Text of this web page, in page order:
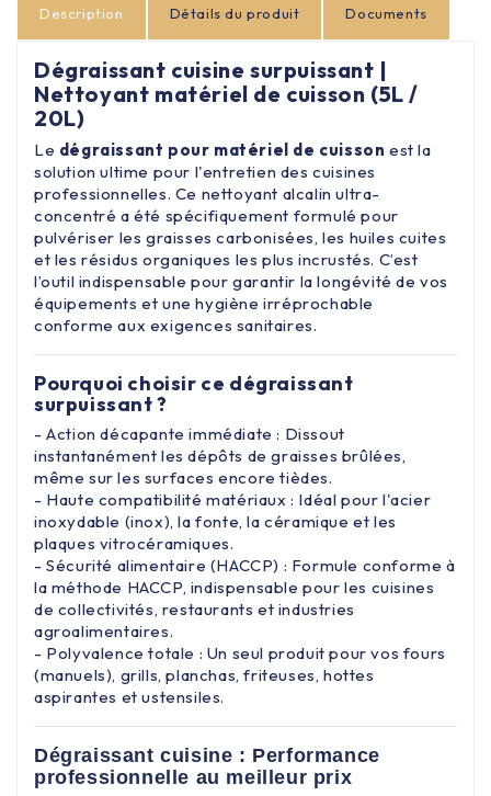
Description Détails du produit Documents
Dégraissant cuisine surpuissant |
Nettoyant matériel de cuisson (5L /
20L)
Le dégraissant pour matériel de cuisson est la
solution ultime pour l'entretien des cuisines
professionnelles. Ce nettoyant alcalin ultra-
concentré a été spécifiquement formulé pour
pulvériser les graisses carbonisées, les huiles cuites
et les résidus organiques les plus incrustés. C’est
l’outil indispensable pour garantir la longévité de vos
équipements et une hygiène irréprochable
conforme aux exigences sanitaires.
Pourquoi choisir ce dégraissant
surpuissant ?
- Action décapante immédiate : Dissout
instantanément les dépôts de graisses brûlées,
même sur les surfaces encore tièdes.
- Haute compatibilité matériaux : Idéal pour l'acier
inoxydable (inox), la fonte, la céramique et les
plaques vitrocéramiques.
- Sécurité alimentaire (HACCP) : Formule conforme à
la méthode HACCP, indispensable pour les cuisines
de collectivités, restaurants et industries
agroalimentaires.
- Polyvalence totale : Un seul produit pour vos fours
(manuels), grills, planchas, friteuses, hottes
aspirantes et ustensiles.
Dégraissant cuisine : Performance
professionnelle au meilleur prix